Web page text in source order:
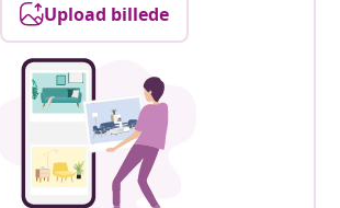
Upload billede